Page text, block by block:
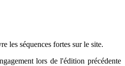
les séquences fortes sur le site.
lors de l'édition précédente